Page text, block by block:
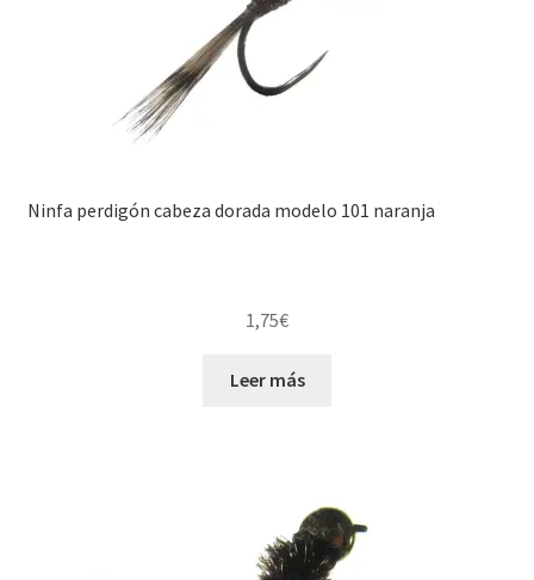
Ninfa perdigón cabeza dorada modelo 101 naranja
1,75€
Leer más